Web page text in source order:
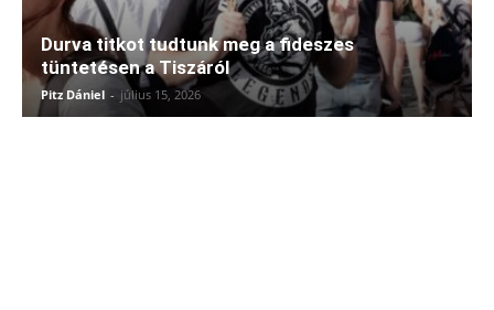
Durva titkot tudtunk meg a fideszes
tüntetésen a Tiszáról
Pitz Dániel - július 15, 2026